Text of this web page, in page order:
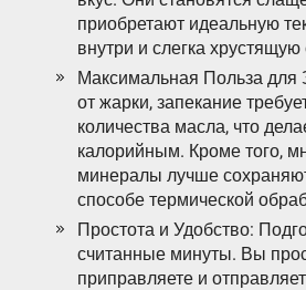
приобретают идеальную
внутри и слегка
Максимальная Польза для
от жарки, запекание
количества масла, что
калорийным. Кроме того,
минералы лучше
способе термической
Простота и Удобство:
считанные минуты. Вы
приправляете и